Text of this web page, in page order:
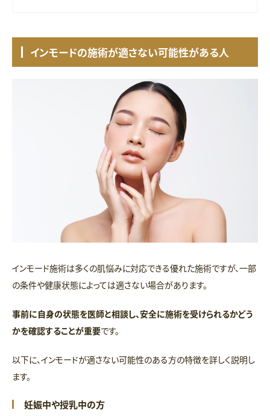
インモードの施術が適さない可能性がある人
インモード施術は多くの肌悩みに対応できる優れた施術ですが、一部
の条件や健康状態によっては適さない場合があります。
事前に自身の状態を医師と相談し、安全に施術を受けられるかどう
かを確認することが重要です。
以下に、インモードが適さない可能性のある方の特徴を詳しく説明し
ます。
妊娠中や授乳中の方